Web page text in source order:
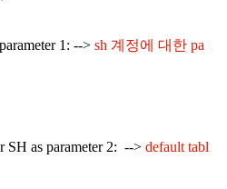
1: --> sh 계정에 대한 pa
SH as parameter 2: --> default tabl